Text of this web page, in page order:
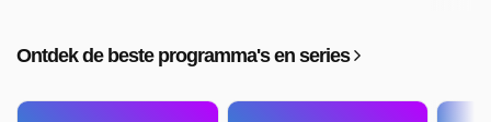
Ontdek de beste programma's en series